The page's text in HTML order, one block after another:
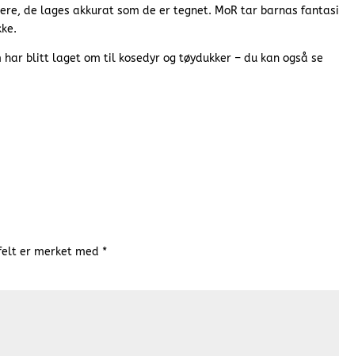
de lages akkurat som de er tegnet. MoR tar barnas fantasi
blitt laget om til kosedyr og tøydukker – du kan også se
er merket med *